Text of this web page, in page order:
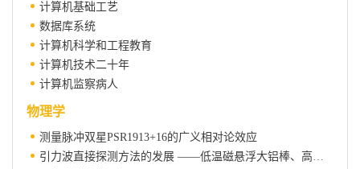
计算机基础工艺
数据库系统
计算机科学和工程教育
计算机技术二十年
计算机监察病人
物理学
测量脉冲双星PSR1913+16的广义相对论效应
引力波直接探测方法的发展 ——低温磁悬浮大铝棒、高品质因素晶体和激光干涉等探测方法的发展